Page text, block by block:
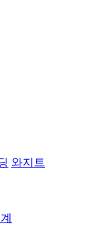
와지트